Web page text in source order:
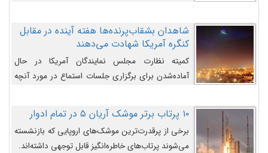
شاهدان بشقاب‌پرنده‌ها هفته آینده در مقابل
کنگره آمریکا شهادت می‌دهند
کمیته نظارت مجلس نمایندگان آمریکا در حال
آماده‌شدن برای برگزاری جلسات استماع در مورد آنچه
می‌دانند، است و قرار است افشاگران یوفوها هفته آینده
در مقابل آنها شهادت دهند.۱۰ پرتاب برتر موشک آریان ۵ در تمام ادوار
برخی از پرقدرت‌ترین موشک‌های اروپایی که بازنشسته
می‌شوند پرتاب‌های خاطره‌انگیز قابل توجهی داشته‌اند.